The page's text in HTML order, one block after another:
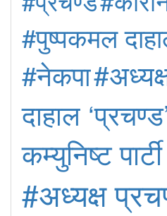
#पुष्पकमल
#नेकपा
दाहाल
कम्युनिष्ट
#अध्यक्ष